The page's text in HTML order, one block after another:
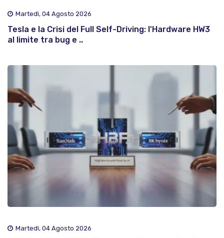
Martedì, 04 Agosto 2026
Tesla e la Crisi del Full Self-Driving: l'Hardware HW3
al limite tra bug e ..
Martedì, 04 Agosto 2026